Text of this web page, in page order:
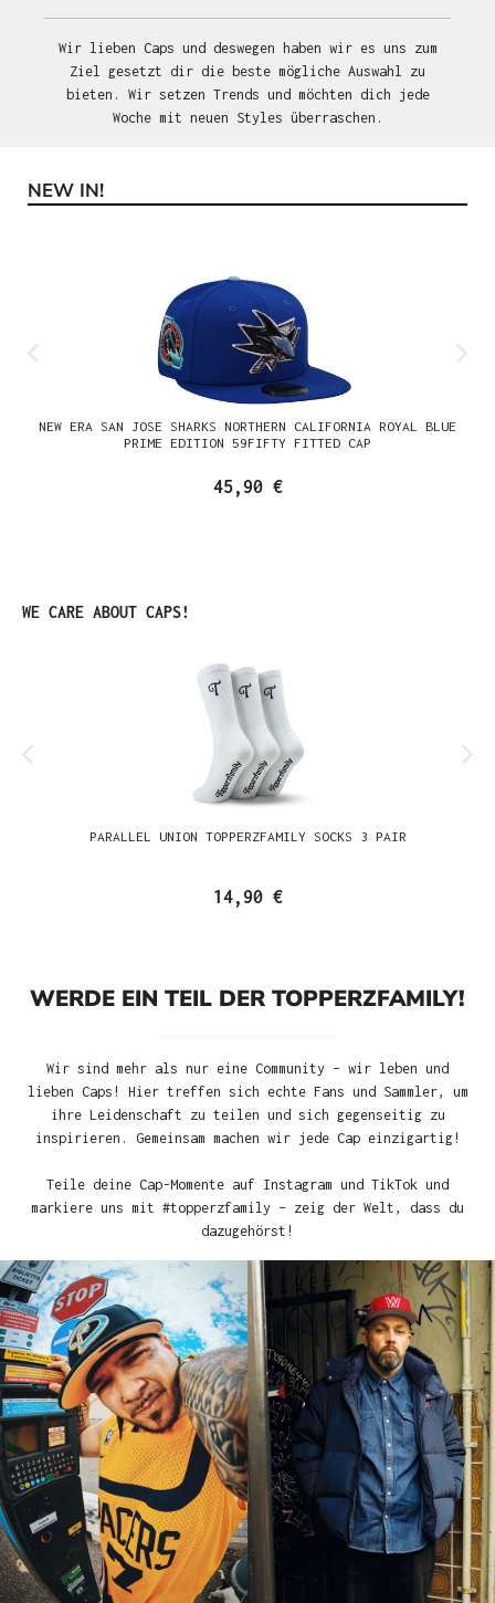
Wir lieben Caps und deswegen haben wir es uns zum
Ziel gesetzt dir die beste mögliche Auswahl zu
bieten. Wir setzen Trends und möchten dich jede
Woche mit neuen Styles überraschen.
Produktgalerie überspringen
NEW IN!
NEW ERA SAN JOSE SHARKS NORTHERN CALIFORNIA ROYAL BLUE
PRIME EDITION 59FIFTY FITTED CAP
45,90 €
Produktgalerie überspringen
WE CARE ABOUT CAPS!
PARALLEL UNION TOPPERZFAMILY SOCKS 3 PAIR
14,90 €
WERDE EIN TEIL DER TOPPERZFAMILY!
Wir sind mehr als nur eine Community – wir leben und
lieben Caps! Hier treffen sich echte Fans und Sammler, um
ihre Leidenschaft zu teilen und sich gegenseitig zu
inspirieren. Gemeinsam machen wir jede Cap einzigartig!
Teile deine Cap-Momente auf Instagram und TikTok und
markiere uns mit #topperzfamily – zeig der Welt, dass du
dazugehörst!